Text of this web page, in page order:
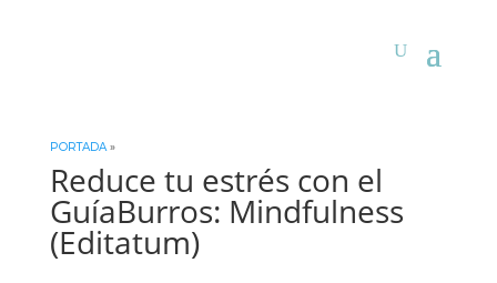
PORTADA»
Reduce tu estrés con el
GuíaBurros: Mindfulness
(Editatum)